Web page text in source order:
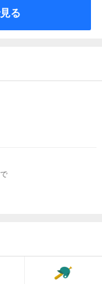
る